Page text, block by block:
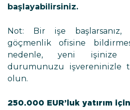
başlayabilirsiniz.
Not: Bir işe başlarsanız,
göçmenlik ofisine
nedenle, yeni işinize
durumunuzu işvereninizle
olun.
250.000 EUR’luk yatırım